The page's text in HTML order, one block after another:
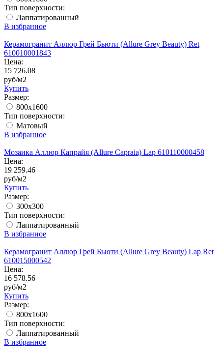
Тип поверхности:
Лаппатированный
В избранное
Керамогранит Аллюр Грей Бьюти (Allure Grey Beauty) Ret
610010001843
Цена:
15 726.08
руб/м2
Купить
Размер:
800x1600
Тип поверхности:
Матовый
В избранное
Мозаика Аллюр Капрайя (Allure Capraia) Lap 610110000458
Цена:
19 259.46
руб/м2
Купить
Размер:
300x300
Тип поверхности:
Лаппатированный
В избранное
Керамогранит Аллюр Грей Бьюти (Allure Grey Beauty) Lap Ret
610015000542
Цена:
16 578.56
руб/м2
Купить
Размер:
800x1600
Тип поверхности:
Лаппатированный
В избранное